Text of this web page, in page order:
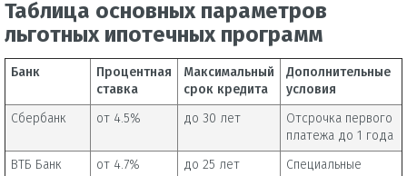
Таблица основных параметров
льготных ипотечных программ
Банк
Процентная
ставка
Максимальный
срок кредита
Дополнительные
условия
Сбербанк от 4.5% до 30 лет
Отсрочка первого
платежа до 1 года
ВТБ Банк от 4.7% до 25 лет
Специальные